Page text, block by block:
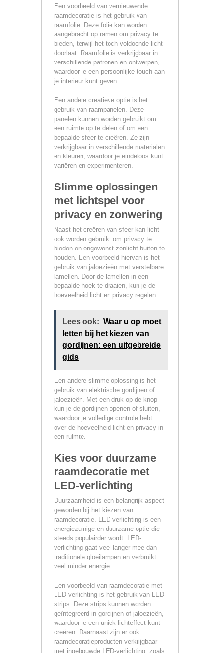
Een voorbeeld van vernieuwende
raamdecoratie is het gebruik van
raamfolie. Deze folie kan worden
aangebracht op ramen om privacy te
bieden, terwijl het toch voldoende licht
doorlaat. Raamfolie is verkrijgbaar in
verschillende patronen en ontwerpen,
waardoor je een persoonlijke touch aan
je interieur kunt geven.
Een andere creatieve optie is het
gebruik van raampanelen. Deze
panelen kunnen worden gebruikt om
een ruimte op te delen of om een
bepaalde sfeer te creëren. Ze zijn
verkrijgbaar in verschillende materialen
en kleuren, waardoor je eindeloos kunt
variëren en experimenteren.
Slimme oplossingen
met lichtspel voor
privacy en zonwering
Naast het creëren van sfeer kan licht
ook worden gebruikt om privacy te
bieden en ongewenst zonlicht buiten te
houden. Een voorbeeld hiervan is het
gebruik van jaloezieën met verstelbare
lamellen. Door de lamellen in een
bepaalde hoek te draaien, kun je de
hoeveelheid licht en privacy regelen.
Lees ook: Waar u op moet
letten bij het kiezen van
gordijnen: een uitgebreide
gids
Een andere slimme oplossing is het
gebruik van elektrische gordijnen of
jaloezieën. Met een druk op de knop
kun je de gordijnen openen of sluiten,
waardoor je volledige controle hebt
over de hoeveelheid licht en privacy in
een ruimte.
Kies voor duurzame
raamdecoratie met
LED-verlichting
Duurzaamheid is een belangrijk aspect
geworden bij het kiezen van
raamdecoratie. LED-verlichting is een
energiezuinige en duurzame optie die
steeds populairder wordt. LED-
verlichting gaat veel langer mee dan
traditionele gloeilampen en verbruikt
veel minder energie.
Een voorbeeld van raamdecoratie met
LED-verlichting is het gebruik van LED-
strips. Deze strips kunnen worden
geïntegreerd in gordijnen of jaloezieën,
waardoor je een uniek lichteffect kunt
creëren. Daarnaast zijn er ook
raamdecoratieproducten verkrijgbaar
met ingebouwde LED-verlichting, zoals